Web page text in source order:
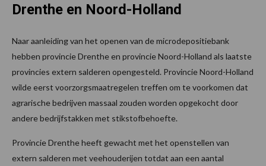
Drenthe en Noord-Holland
Naar aanleiding van het openen van de microdepositiebank
hebben provincie Drenthe en provincie Noord-Holland als laatste
provincies extern salderen opengesteld. Provincie Noord-Holland
wilde eerst voorzorgsmaatregelen treffen om te voorkomen dat
agrarische bedrijven massaal zouden worden opgekocht door
andere bedrijfstakken met stikstofbehoefte.
Provincie Drenthe heeft gewacht met het openstellen van
extern salderen met veehouderijen totdat aan een aantal